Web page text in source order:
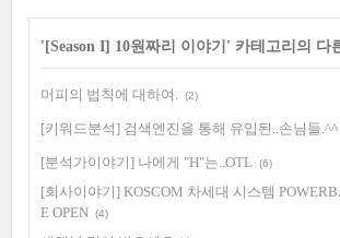
' [Season I] 10원짜리 이야기 ' 카테고리의 다
머피의 법칙에 대하여. (2)
[키워드분석] 검색엔진을 통해 유입된..손님들.^^
[분석가이야기] 나에게 "H"는..OTL (6)
[회사이야기] KOSCOM 차세대 시스템
E OPEN (4)